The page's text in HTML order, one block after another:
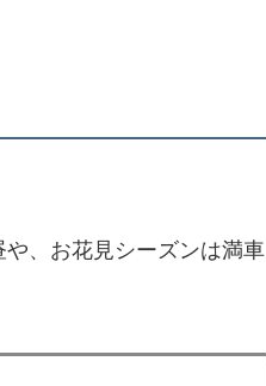
、お花見シーズンは満車